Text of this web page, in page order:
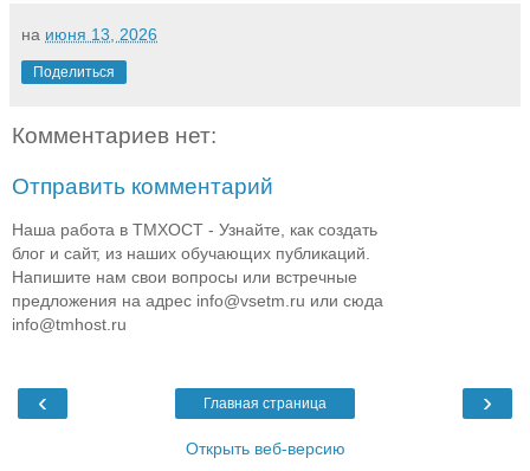
на июня 13, 2026
Поделиться
Комментариев нет:
Отправить комментарий
Наша работа в ТМХОСТ - Узнайте, как создать
блог и сайт, из наших обучающих публикаций.
Напишите нам свои вопросы или встречные
предложения на адрес info@vsetm.ru или сюда
info@tmhost.ru
‹ ›
Главная страница
Открыть веб-версию